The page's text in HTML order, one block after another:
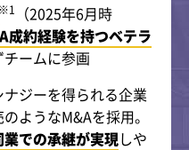
※1
（2025年6月時
成約経験を持つベテラ
チームに参画
ジーを得られる企業
ようなM&Aを採用。
での承継が実現しや